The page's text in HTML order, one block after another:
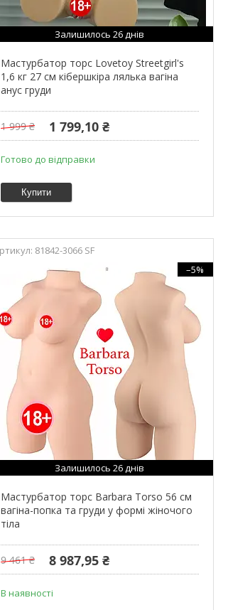
Залишилось 26 днів
Мастурбатор торс Lovetoy Streetgirl's
1,6 кг 27 см кібершкіра лялька вагіна
анус груди
1 999 ₴ 1 799,10 ₴
Готово до відправки
Купити
81842-3066 SF
–5%
Залишилось 26 днів
Мастурбатор торс Barbara Torso 56 см
вагіна-попка та груди у формі жіночого
тіла
9 461 ₴ 8 987,95 ₴
В наявності